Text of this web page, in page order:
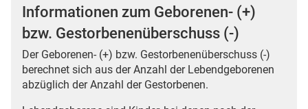
Informationen zum Geborenen- (+)
bzw. Gestorbenenüberschuss (-)
Der Geborenen- (+) bzw. Gestorbenenüberschuss (-)
berechnet sich aus der Anzahl der Lebendgeborenen
abzüglich der Anzahl der Gestorbenen.